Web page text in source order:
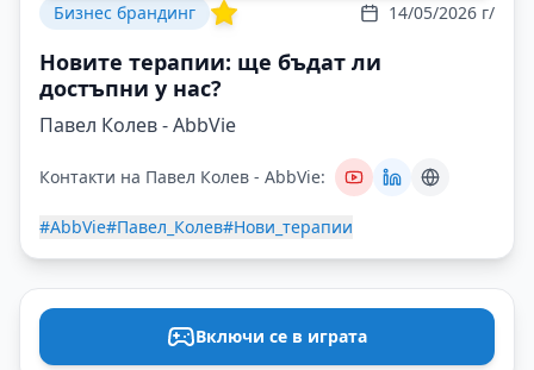
Бизнес брандинг 14/05/2026 г/
Новите терапии: ще бъдат ли
достъпни у нас?
Павел Колев - AbbVie
Контакти на Павел Колев - AbbVie:
#AbbVie#Павел_Колев#Нови_терапии
Включи се в играта